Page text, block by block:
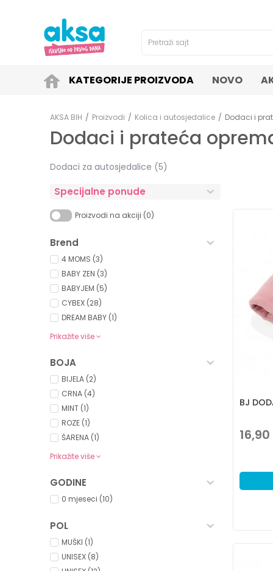
Pretraži sajt
KATEGORIJE PROIZVODA NOVO
AKSA BIH Proizvodi Kolica i autosjedalice Dodaci i
Dodaci i prateća
Dodaci za autosjedalice (5)
Specijalne ponude
Proizvodi na akciji (0)
Brend
4 MOMS (3)
BABY ZEN (3)
BABYJEM (5)
CYBEX (28)
DREAM BABY (1)
Prikažite više
BOJA
BIJELA (2)
CRNA (4)
MINT (1)
ROZE (1)
ŠARENA (1)
Prikažite više
GODINE
0 mjeseci (10)
POL
MUŠKI (1)
UNISEX (8)
BJ
16,90